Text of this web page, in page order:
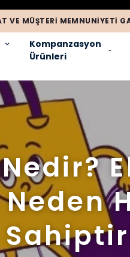
VE MÜŞTERI MEMNUNIYETI
Kompanzasyon
Ürünleri